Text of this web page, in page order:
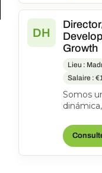
DH
Growth
Lieu :
Salaire :
Somos
2001
colecc...